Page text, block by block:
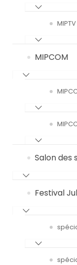
MIPCOM
Salon des
Festival